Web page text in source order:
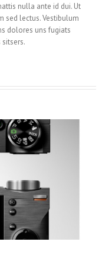
nulla ante id dui. Ut
sed lectus. Vestibulum
dolores uns fugiats